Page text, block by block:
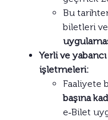
Bu
biletleri
Yerli ve
işletmeleri:
Faaliyete
başına
e‑Bilet